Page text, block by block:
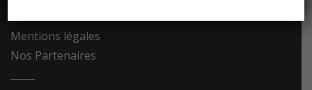
Mentions légales
Nos Partenaires